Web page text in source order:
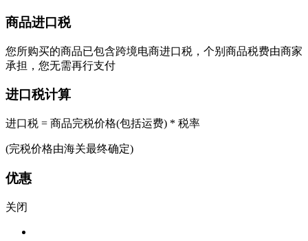
商品进口税
您所购买的商品已包含跨境电商进口税，个别商品税费由商家
承担，您无需再行支付
进口税计算
进口税 = 商品完税价格(包括运费) * 税率
(完税价格由海关最终确定)
优惠
关闭